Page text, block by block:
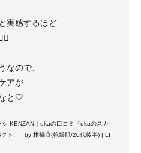
実感するほど
なので、
アが
と🤍
シ KENZAN｜ukaの口コミ「ukaのスカ
ト..」 by 柑橘🍋(乾燥肌/20代後半) | LI